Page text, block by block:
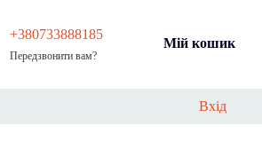
+380733888185
Передзвонити вам?
Мій кошик
Вхід